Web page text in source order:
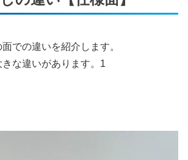
での違いを紹介します。
な違いがあります。1